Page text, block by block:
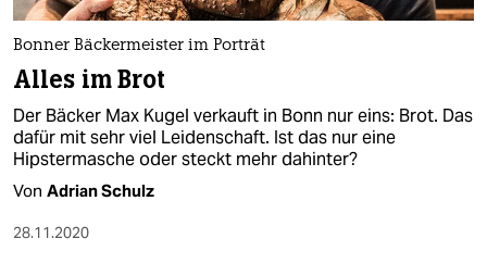
Bonner Bäckermeister im Porträt
Alles im Brot
Der Bäcker Max Kugel verkauft in Bonn nur eins: Brot. Das
dafür mit sehr viel Leidenschaft. Ist das nur eine
Hipstermasche oder steckt mehr dahinter?
Von Adrian Schulz
28.11.2020